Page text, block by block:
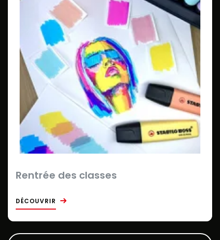
Rentrée des classes
DÉCOUVRIR